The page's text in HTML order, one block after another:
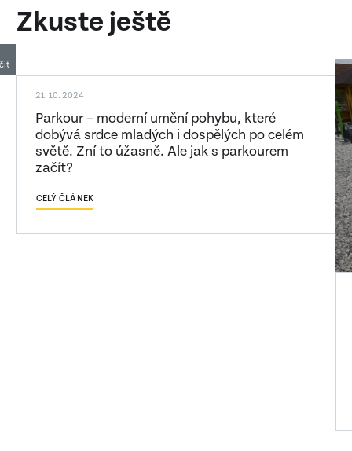
Zkuste ještě
21. 10. 2024
Parkour – moderní umění pohybu, které
dobývá srdce mladých i dospělých po celém
světě. Zní to úžasně. Ale jak s parkourem
začít?
CELÝ ČLÁNEK